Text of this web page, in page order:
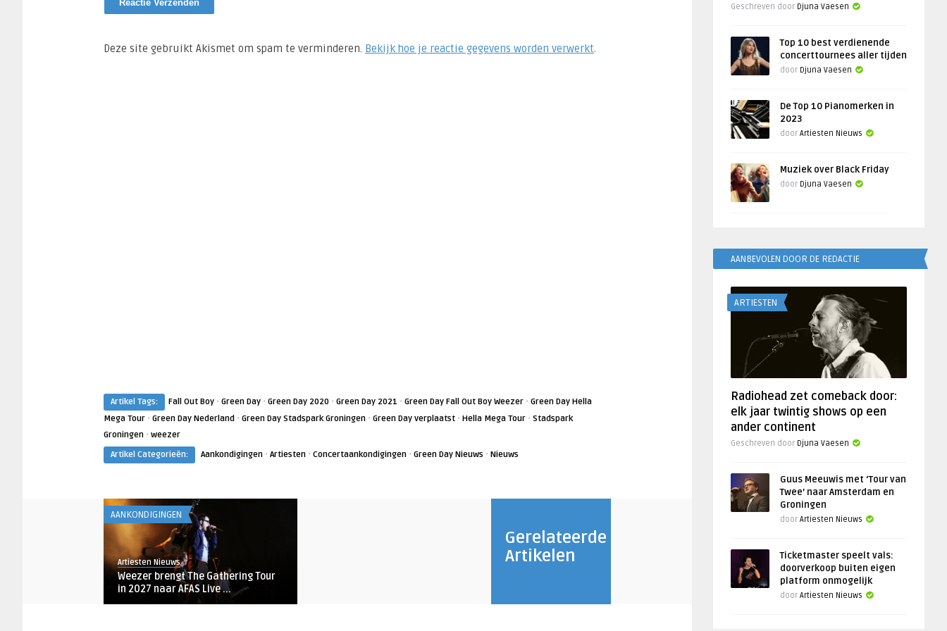
Deze site gebruikt Akismet om spam te verminderen. Bekijk hoe je reactie gegevens worden verwerkt.
Artikel Tags: Fall Out Boy · Green Day · Green Day 2020 · Green Day 2021 · Green Day Fall Out Boy Weezer · Green Day Hella
Mega Tour · Green Day Nederland · Green Day Stadspark Groningen · Green Day verplaatst · Hella Mega Tour · Stadspark
Groningen · weezer
Artikel Categorieën:
Aankondigingen · Artiesten · Concertaankondigingen · Green Day Nieuws · Nieuws
Gerelateerde
Artikelen
AANKONDIGINGEN
Artiesten Nieuws
Weezer brengt The Gathering Tour
in 2027 naar AFAS Live ...
Geschreven door Djuna Vaesen
Top 10 best verdienende
concerttournees aller tijden
door Djuna Vaesen
De Top 10 Pianomerken in
2023
door Artiesten Nieuws
Muziek over Black Friday
door Djuna Vaesen
AANBEVOLEN DOOR DE REDACTIE
ARTIESTEN
Radiohead zet comeback door:
elk jaar twintig shows op een
ander continent
Geschreven door Djuna Vaesen
Guus Meeuwis met ‘Tour van
Twee’ naar Amsterdam en
Groningen
door Artiesten Nieuws
Ticketmaster speelt vals:
doorverkoop buiten eigen
platform onmogelijk
door Artiesten Nieuws